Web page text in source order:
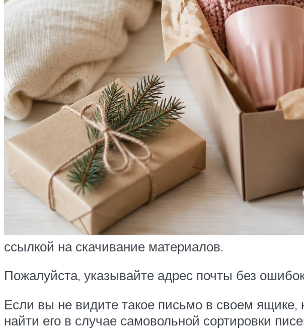
ссылкой на скачивание материалов.
Пожалуйста, указывайте адрес почты без
Если вы не видите такое письмо в своем ящике,
найти его в случае самовольной сортировки